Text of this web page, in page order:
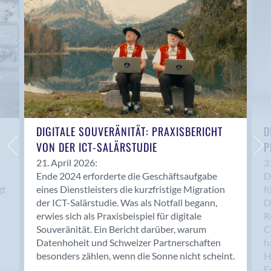
Anwil
Appenzell
Au SG
Baar
Baden
Balsthal
Balzers
Basel
Bassersdorf
Belp
Bendern
Benken (SG)
Bergdietikon
Berlin
Bern
Bern - Liebefeld
DIGITALE SOUVERÄNITÄT: PRAXISBERICHT
VON DER ICT-SALÄRSTUDIE
21. April 2026:
Ende 2024 erforderte die Geschäftsaufgabe
eines Dienstleisters die kurzfristige Migration
der ICT-Salärstudie. Was als Notfall begann,
erwies sich als Praxisbeispiel für digitale
Souveränität. Ein Bericht darüber, warum
Datenhoheit und Schweizer Partnerschaften
besonders zählen, wenn die Sonne nicht scheint.